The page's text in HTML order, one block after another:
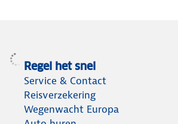
Regel het snel
Service & Contact
Reisverzekering
Wegenwacht Europa